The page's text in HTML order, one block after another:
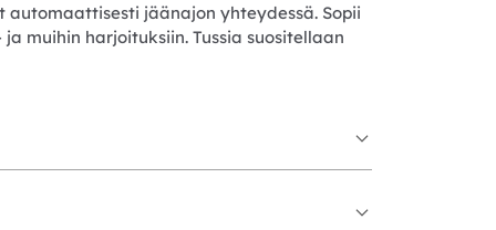
jäänajon yhteydessä. Sopii
muihin harjoituksiin. Tussia suositellaan